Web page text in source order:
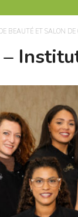
BEAUTÉ ET SALON DE